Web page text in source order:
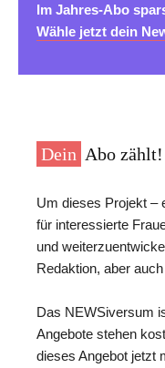
Im Jahres-Abo
Wähle jetzt dein
Dein Abo zählt!
Um dieses Projekt –
für interessierte
und
Redaktion, aber
Das NEWSiversum
Angebote stehen
dieses Angebot jetzt